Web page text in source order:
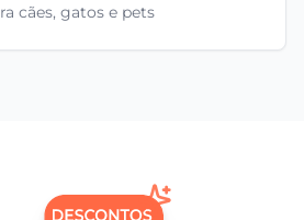
cães, gatos e pets